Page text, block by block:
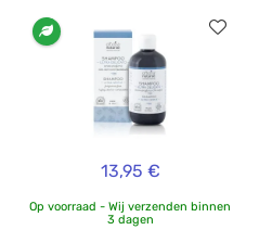
13,95 €
Op voorraad - Wij verzenden binnen
3 dagen